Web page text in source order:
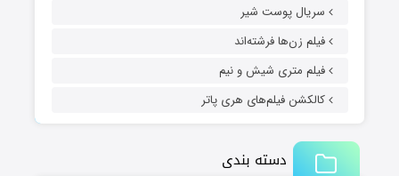
سریال پوست شیر
فیلم زن‌ها فرشته‌اند
فیلم متری شیش و نیم
کالکشن فیلم‌های هری پاتر
دسته بندی